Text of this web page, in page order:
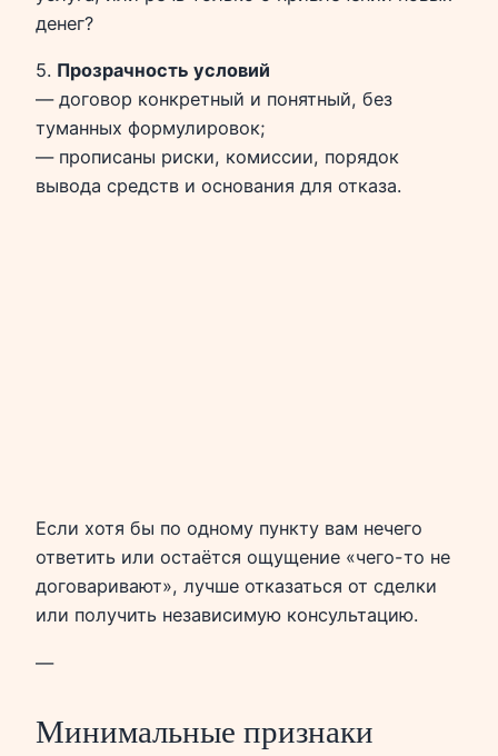
денег?
5. Прозрачность условий
— договор конкретный и понятный, без
туманных формулировок;
— прописаны риски, комиссии, порядок
вывода средств и основания для отказа.
Если хотя бы по одному пункту вам нечего
ответить или остаётся ощущение «чего-то не
договаривают», лучше отказаться от сделки
или получить независимую консультацию.
—
Минимальные признаки